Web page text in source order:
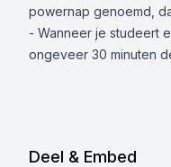
powernap genoemd,
- Wanneer je studeert
ongeveer 30 minuten
Deel & Embed